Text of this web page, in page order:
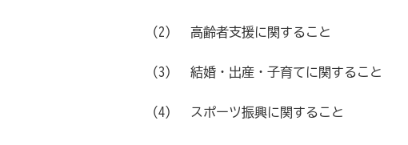
（2） 高齢者支援に関すること
（3） 結婚・出産・子育てに関すること
（4） スポーツ振興に関すること